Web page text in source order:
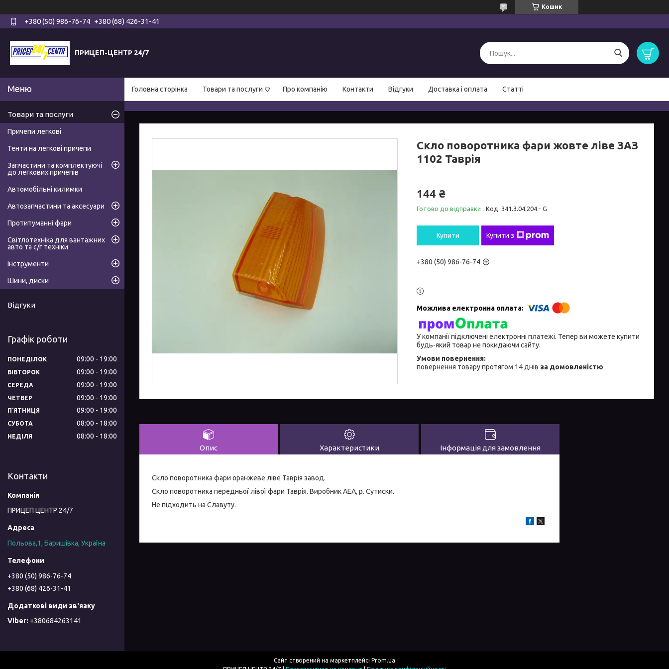
Кошик
+380 (50) 986-76-74 +380 (68) 426-31-41
ПРИЦЕП-ЦЕНТР 24/7
Головна сторінка Товари та послуги Про компанію Контакти Відгуки Доставка і оплата Статті
Скло поворотника фари жовте ліве ЗАЗ
1102 Таврія
144 ₴
Готово до відправки Код: 341.3.04.204 - G
Купити Купити з
+380 (50) 986-76-74
У компанії підключені електронні платежі. Тепер ви можете купити
будь-який товар не покидаючи сайту.
повернення товару протягом 14 днів за домовленістю
Опис Характеристики Інформація для замовлення
Скло поворотника фари оранжеве ліве Таврія завод.
Скло поворотника передньої лівої фари Таврія. Виробник АЕА, р. Сутиски.
Не підходить на Славуту.
Товари та послуги
Причепи легкові
Тенти на легкові причепи
Запчастини та комплектуючі
до легкових причепів
Автомобільні килимки
Автозапчастини та аксесуари
Протитуманні фари
Світлотехніка для вантажних
авто та с/г техніки
Інструменти
Шини, диски
Відгуки
Графік роботи
ПОНЕДІЛОК 09:00 19:00
ВІВТОРОК 09:00 19:00
СЕРЕДА 09:00 19:00
ЧЕТВЕР 09:00 19:00
ПʼЯТНИЦЯ 09:00 19:00
СУБОТА 08:00 18:00
НЕДІЛЯ 08:00 18:00
Контакти
ПРИЦЕП ЦЕНТР 24/7
Польова,1, Баришівка, Україна
+380 (50) 986-76-74
+380 (68) 426-31-41
+380684263141
Сайт створений на маркетплейсі Prom.ua